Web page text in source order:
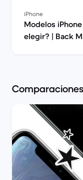
iPhone
Modelos iPhone
elegir? | Back